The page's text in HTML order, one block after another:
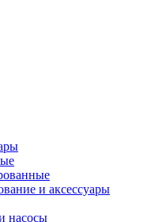
и аксессуары
насосы